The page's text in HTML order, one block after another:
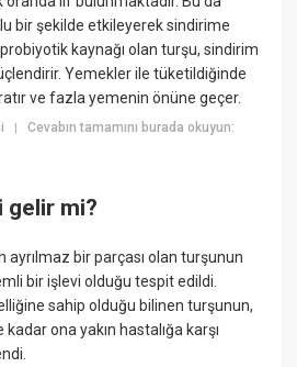
bir şekilde etkileyerek sindirime
probiyotik kaynağı olan turşu, sindirim
Yemekler ile tüketildiğinde
ve fazla yemenin önüne geçer.
|Cevabın tamamını burada okuyun:
gelir mi?
bir parçası olan turşunun
bir işlevi olduğu tespit edildi.
sahip olduğu bilinen turşunun,
ona yakın hastalığa karşı